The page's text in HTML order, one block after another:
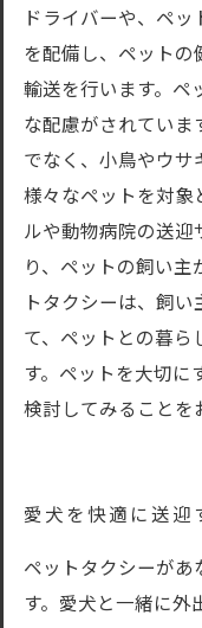
ドライバーや、ペ
を配備し、ペットの
輸送を行います。ペ
な配慮がされていま
でなく、小鳥やウサ
様々なペットを対象
ルや動物病院の送迎
り、ペットの飼い主
トタクシーは、飼
て、ペットとの暮ら
す。ペットを大切に
検討してみることを
愛犬を快適に送迎
ペットタクシーがあ
す。愛犬と一緒に外